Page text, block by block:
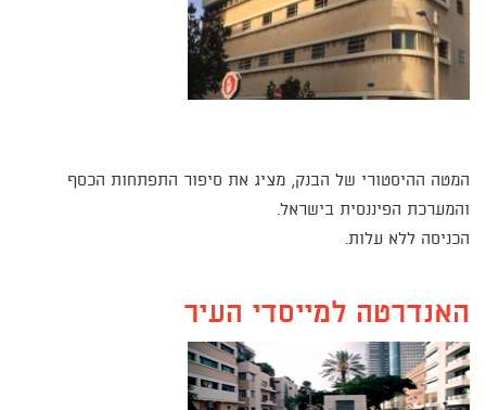
המטה ההיסטורי של הבנק, מציג את סיפור התפתחות הכסף
והמערכת הפיננסית בישראל.
הכניסה ללא עלות.
האנדרטה למייסדי העיר